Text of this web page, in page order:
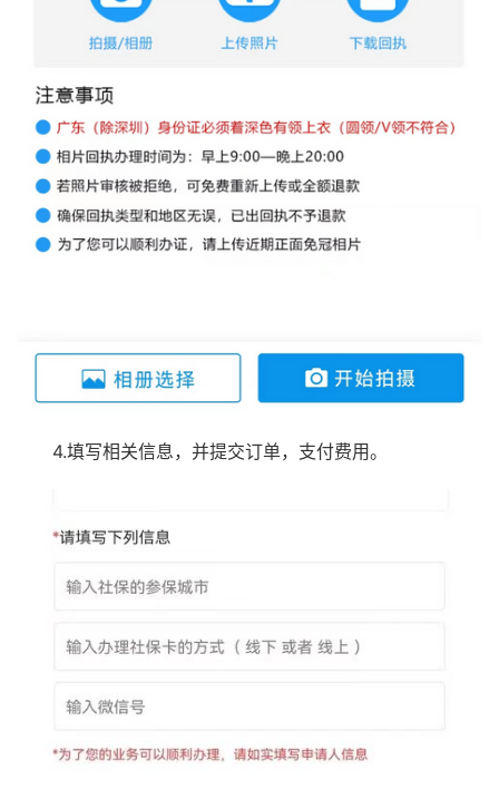
4.填写相关信息，并提交订单，支付费用。